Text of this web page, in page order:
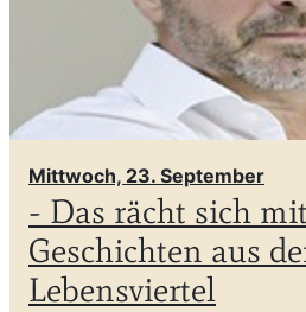
Mittwoch, 23. September
- Das rächt sich
Geschichten aus
Lebensviertel